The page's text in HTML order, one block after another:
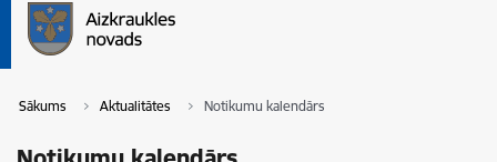
Sākums Aktualitātes Notikumu kalendārs